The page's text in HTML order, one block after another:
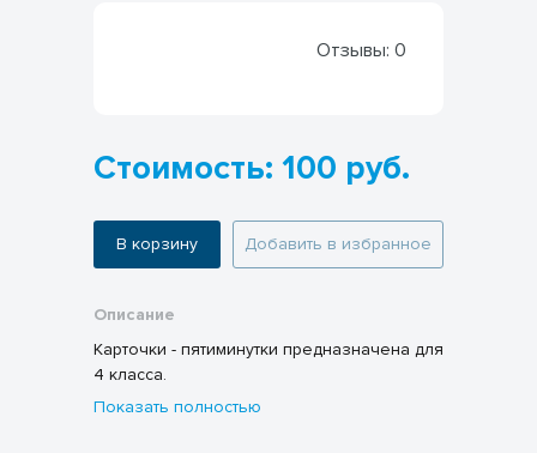
Отзывы: 0
Стоимость: 100 руб.
В корзину Добавить в избранное
Описание
Карточки - пятиминутки предназначена для
4 класса.
Показать полностью